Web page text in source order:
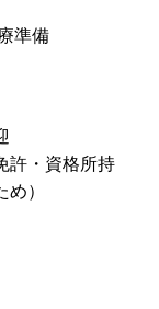
準備
許・資格所持
）